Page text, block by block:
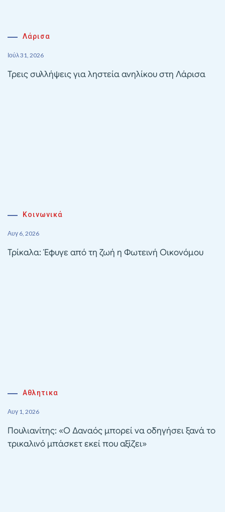
Λάρισα
Ιούλ 31, 2026
Τρεις συλλήψεις για ληστεία ανηλίκου στη Λάρισα
Κοινωνικά
Αυγ 6, 2026
Τρίκαλα: Έφυγε από τη ζωή η Φωτεινή Οικονόμου
Αθλητικα
Αυγ 1, 2026
Πουλιανίτης: «Ο Δαναός μπορεί να οδηγήσει ξανά το
τρικαλινό μπάσκετ εκεί που αξίζει»